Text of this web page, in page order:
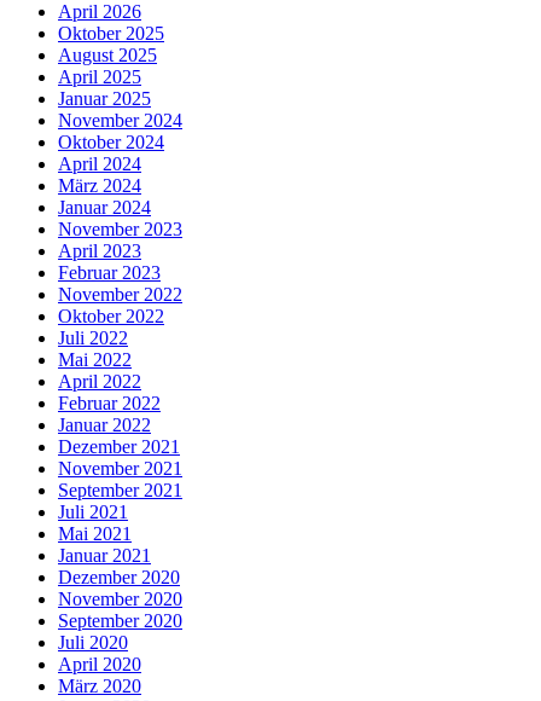
April 2026
Oktober 2025
August 2025
April 2025
Januar 2025
November 2024
Oktober 2024
April 2024
März 2024
Januar 2024
November 2023
April 2023
Februar 2023
November 2022
Oktober 2022
Juli 2022
Mai 2022
April 2022
Februar 2022
Januar 2022
Dezember 2021
November 2021
September 2021
Juli 2021
Mai 2021
Januar 2021
Dezember 2020
November 2020
September 2020
Juli 2020
April 2020
März 2020